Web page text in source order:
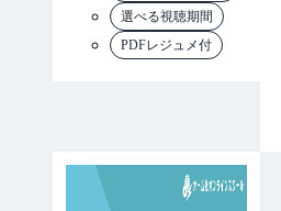
選べる視聴期間
PDFレジュメ付